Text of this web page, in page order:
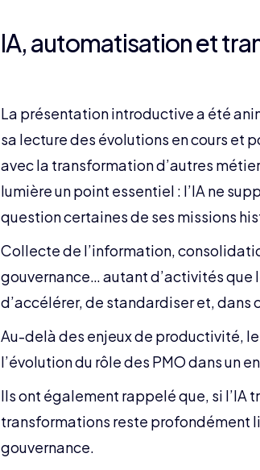
IA, automatisation et
La présentation introductive a été
sa lecture des évolutions en cours et
avec la transformation d’autres
lumière un point essentiel : l’IA ne
question certaines de ses missions
Collecte de l’information,
gouvernance… autant d’activités que
d’accélérer, de standardiser et, dans
Au-delà des enjeux de productivité,
l’évolution du rôle des PMO dans un
Ils ont également rappelé que, si l’IA
transformations reste profondément
gouvernance.